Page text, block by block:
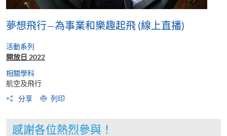
夢想飛行—為事業和樂趣起飛 (線上直播)
活動系列
開放日 2022
相關學科
航空及飛行
分享
列印
感謝各位熱烈參與！